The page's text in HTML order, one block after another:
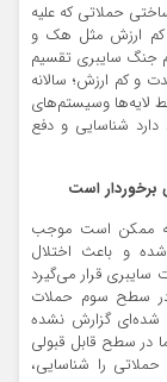
حملاتی که علیه
کم ارزش مثل هک و
جنگ سایبری تقسیم
و کم ارزش؛ سالانه
لایه‌ها وسیستم‌های
شناسایی و دفع
برخوردار است
که ممکن است موجب
شده و باعث اختلال
قرار می‌گیرد
در سطح سوم حملات
شده‌ای گزارش نشده
در سطح قابل قبولی
حملاتی را شناسایی،